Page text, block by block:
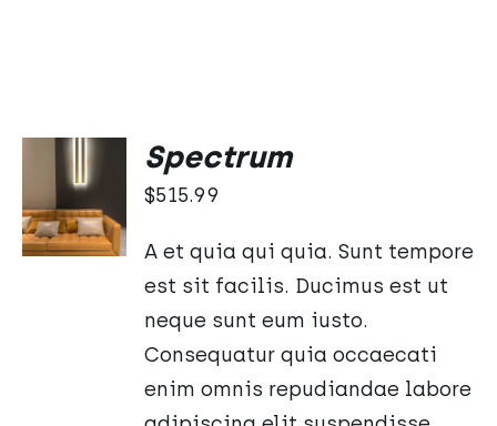
DODAJ
DO
KOSZYKA
/
SZCZEGÓŁY
Spectrum
$515.99
A et quia qui quia. Sunt tempore
est sit facilis. Ducimus est ut
neque sunt eum iusto.
Consequatur quia occaecati
enim omnis repudiandae labore